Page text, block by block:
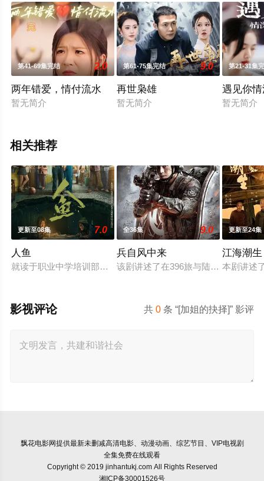
第41-69集完结 2.0
两年错爱，情付流水
暂无简介
第61-75集完结 9.0
再世枭雄
暂无简介
第21-31集
遇见你
暂无简介
相关推荐
更新至08集 7.0
人鱼
就读于职业中学培训部的花季女生苏琳（黄杨钿甜 饰），虽自
全36集 9.0
兵自风中来
该剧讲述了在396旅与陆军步兵学院
更新至24集
江海潮生
本剧讲述
共0 条 “[加姐的抉择]” 影评
影视评论
飘花电影网提供最新未删减高清电影、动漫动画、综艺节目、VIP电视剧
全集免费在线观看
Copyright © 2019 jinhantukj.com All Rights Reserved
湘ICP备30001526号